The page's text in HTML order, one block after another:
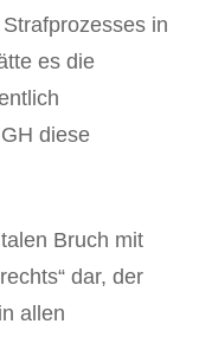
in
es die
diese
Bruch mit
dar, der
allen